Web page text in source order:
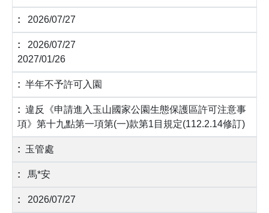
2026/07/27
2026/07/27
2027/01/26
半年不予許可入園
違反《申請進入玉山國家公園生態保護區許可注意事
項》第十九點第一項第(一)款第1目規定(112.2.14修訂)
玉管處
馬*安
2026/07/27